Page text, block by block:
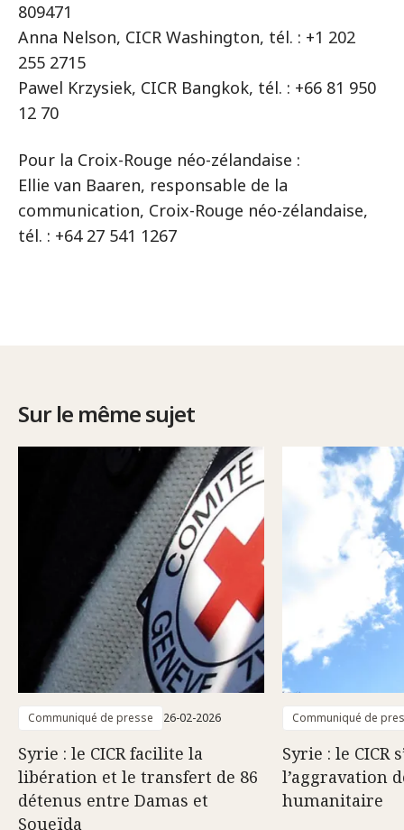
809471
Anna Nelson, CICR Washington, tél. : +1 202
255 2715
Pawel Krzysiek, CICR Bangkok, tél. : +66 81 950
12 70
Pour la Croix-Rouge néo-zélandaise :
Ellie van Baaren, responsable de la
communication, Croix-Rouge néo-zélandaise,
tél. : +64 27 541 1267
Sur le même sujet
Communiqué de presse 26-02-2026
Syrie : le CICR facilite la
libération et le transfert de 86
détenus entre Damas et
Soueïda
Communiqué de
Syrie : le CICR
l’aggravation
humanitaire